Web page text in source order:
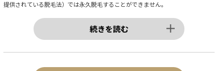
提供されている脱毛法）では永久脱毛することができません。
続きを読む